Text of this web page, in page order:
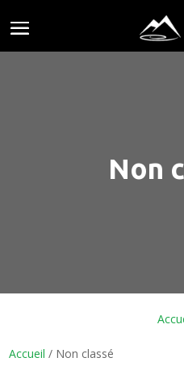
Non
Accueil / Non classé